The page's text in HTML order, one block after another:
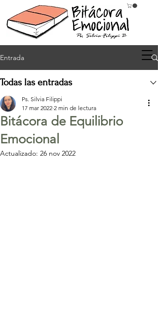
Entrada
Todas las entradas
Bitácora de Equilibrio
Emocional
Ps. Silvia Filippi
17 mar 2022 2 min de lectura
Actualizado: 26 nov 2022